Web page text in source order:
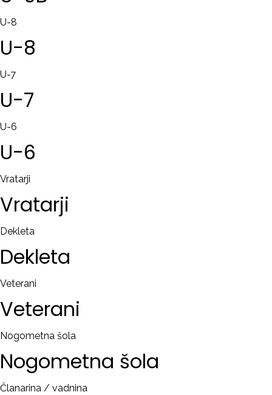
U-8
U-8
U-7
U-7
U-6
U-6
Vratarji
Vratarji
Dekleta
Dekleta
Veterani
Veterani
Nogometna šola
Nogometna šola
Članarina / vadnina